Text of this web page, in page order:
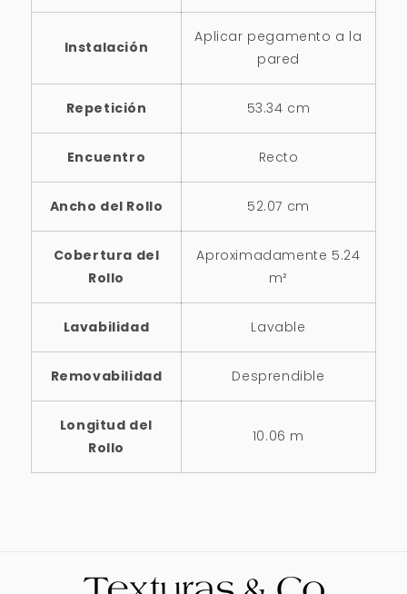
Instalación
Aplicar pegamento a la
pared
Repetición 53.34 cm
Encuentro Recto
Ancho del Rollo 52.07 cm
Cobertura del
Rollo
Aproximadamente 5.24
m²
Lavabilidad Lavable
Removabilidad Desprendible
Longitud del
Rollo
10.06 m